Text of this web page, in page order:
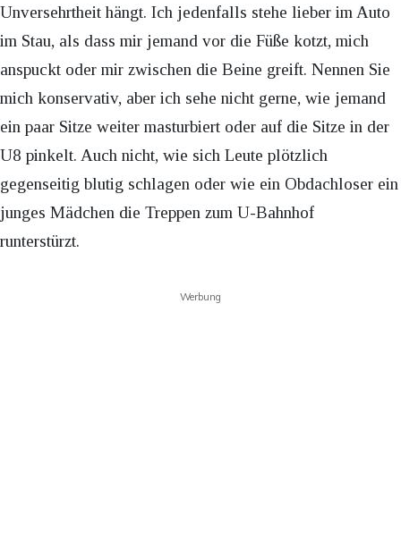
Unversehrtheit hängt. Ich jedenfalls stehe lieber im Auto
im Stau, als dass mir jemand vor die Füße kotzt, mich
anspuckt oder mir zwischen die Beine greift. Nennen Sie
mich konservativ, aber ich sehe nicht gerne, wie jemand
ein paar Sitze weiter masturbiert oder auf die Sitze in der
U8 pinkelt. Auch nicht, wie sich Leute plötzlich
gegenseitig blutig schlagen oder wie ein Obdachloser ein
junges Mädchen die Treppen zum U-Bahnhof
runterstürzt.
Werbung